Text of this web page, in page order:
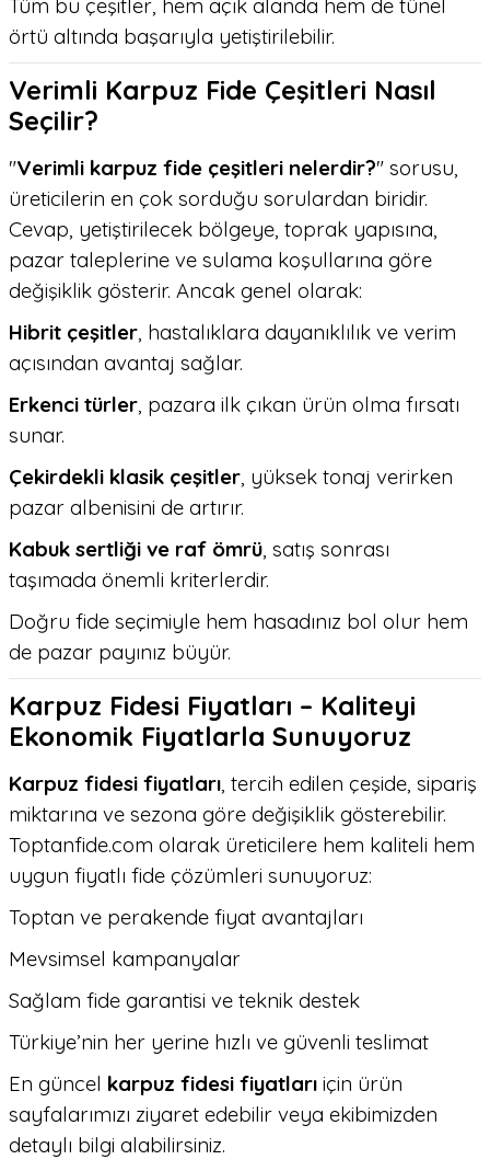
örtü altında başarıyla yetiştirilebilir.
Verimli Karpuz Fide Çeşitleri Nasıl
Seçilir?
"Verimli karpuz fide çeşitleri nelerdir?" sorusu,
üreticilerin en çok sorduğu sorulardan biridir.
Cevap, yetiştirilecek bölgeye, toprak yapısına,
pazar taleplerine ve sulama koşullarına göre
değişiklik gösterir. Ancak genel olarak:
Hibrit çeşitler , hastalıklara dayanıklılık ve verim
açısından avantaj sağlar.
Erkenci türler , pazara ilk çıkan ürün olma fırsatı
sunar.
Çekirdekli klasik çeşitler , yüksek tonaj verirken
pazar albenisini de artırır.
Kabuk sertliği ve raf ömrü , satış sonrası
taşımada önemli kriterlerdir.
Doğru fide seçimiyle hem hasadınız bol olur hem
de pazar payınız büyür.
Karpuz Fidesi Fiyatları – Kaliteyi
Ekonomik Fiyatlarla Sunuyoruz
Karpuz fidesi fiyatları , tercih edilen çeşide, sipariş
miktarına ve sezona göre değişiklik gösterebilir.
Toptanfide.com olarak üreticilere hem kaliteli hem
uygun fiyatlı fide çözümleri sunuyoruz:
Toptan ve perakende fiyat avantajları
Mevsimsel kampanyalar
Sağlam fide garantisi ve teknik destek
Türkiye’nin her yerine hızlı ve güvenli teslimat
En güncel karpuz fidesi fiyatları için ürün
sayfalarımızı ziyaret edebilir veya ekibimizden
detaylı bilgi alabilirsiniz.